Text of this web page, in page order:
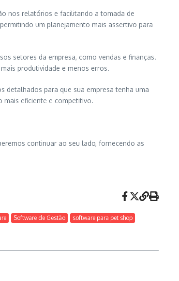
nos relatórios e facilitando a tomada de
um planejamento mais assertivo para
setores da empresa, como vendas e finanças.
produtividade e menos erros.
detalhados para que sua empresa tenha uma
mais eficiente e competitivo.
continuar ao seu lado, fornecendo as
Software de Gestão software para pet shop